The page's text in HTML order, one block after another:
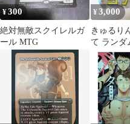
¥300
絶対無敵スクイレルガ
ール MTG
¥3,000
きゅるり
て ランダ
ステッカ
ブソング